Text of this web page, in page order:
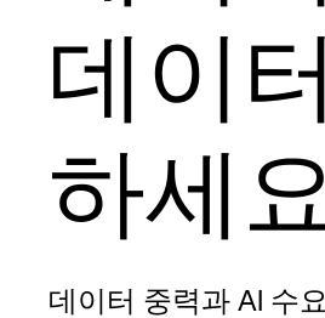
데이
하세
데이터 중력과 AI 수